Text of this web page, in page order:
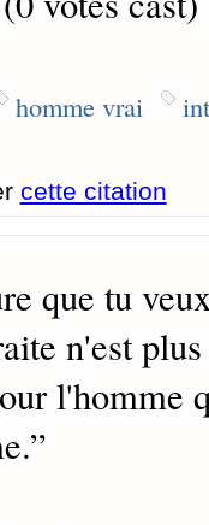
homme vrai
cette citation
que tu
n'est
l'homme
”